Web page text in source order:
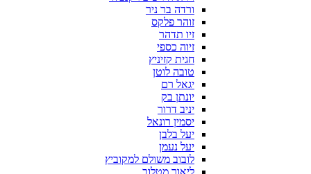
ורדה בר ניר
זוהר פלקס
זיו תדהר
זיוה כספי
חגית קזיניץ
טובה לוטן
יגאל רם
יונתן בק
יניב דרור
יסמין רונאל
יעל בלבן
יעל נעמן
לובוב משולם למקוביץ
ליאור מטלוב